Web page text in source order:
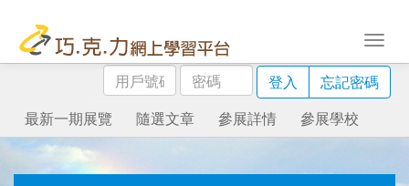
用
戶
號
碼
密
碼
登入
忘記密碼
最新一期展覽
隨選文章 參展詳情 參展學校